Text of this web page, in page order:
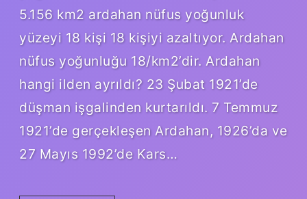
5.156 km2 ardahan nüfus yoğunluk
yüzeyi 18 kişi 18 kişiyi azaltıyor. Ardahan
nüfus yoğunluğu 18/km2’dir. Ardahan
hangi ilden ayrıldı? 23 Şubat 1921’de
düşman işgalinden kurtarıldı. 7 Temmuz
1921’de gerçekleşen Ardahan, 1926’da ve
27 Mayıs 1992’de Kars…